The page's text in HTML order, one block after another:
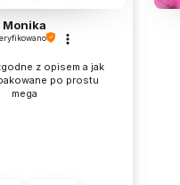
Monika
z opisem a jak
po prostu
mega